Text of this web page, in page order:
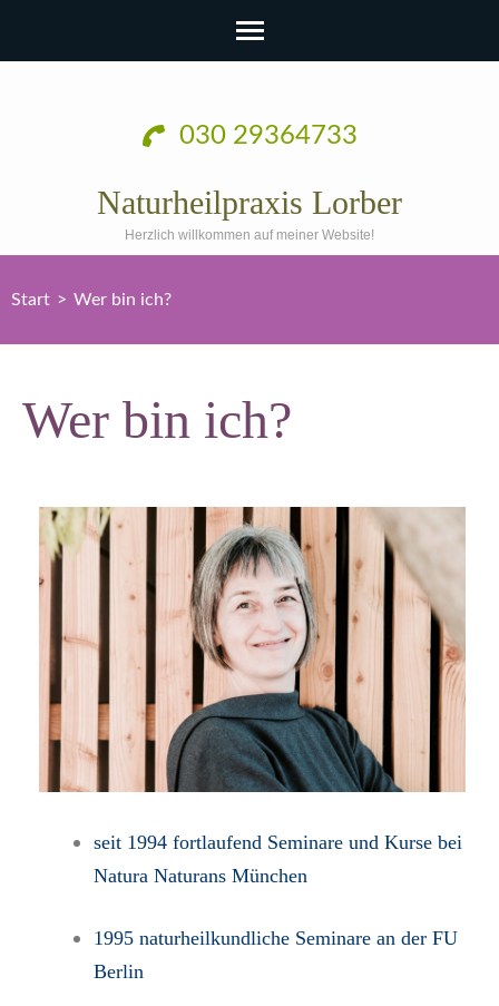
030 29364733
Naturheilpraxis Lorber
Herzlich willkommen auf meiner Website!
Start > Wer bin ich?
Wer bin ich?
seit 1994 fortlaufend Seminare und Kurse bei
Natura Naturans München
1995 naturheilkundliche Seminare an der FU
Berlin